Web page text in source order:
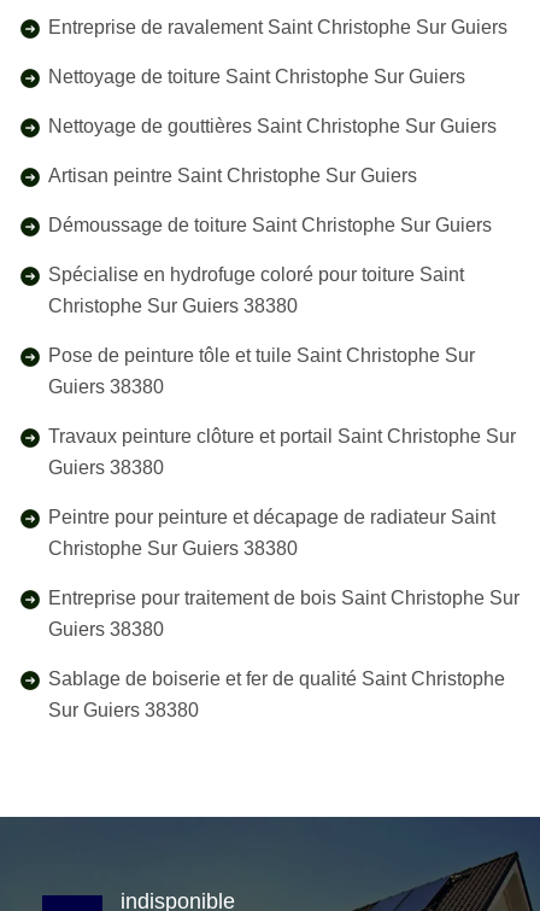
Entreprise de ravalement Saint Christophe Sur Guiers
Nettoyage de toiture Saint Christophe Sur Guiers
Nettoyage de gouttières Saint Christophe Sur Guiers
Artisan peintre Saint Christophe Sur Guiers
Démoussage de toiture Saint Christophe Sur Guiers
Spécialise en hydrofuge coloré pour toiture Saint
Christophe Sur Guiers 38380
Pose de peinture tôle et tuile Saint Christophe Sur
Guiers 38380
Travaux peinture clôture et portail Saint Christophe Sur
Guiers 38380
Peintre pour peinture et décapage de radiateur Saint
Christophe Sur Guiers 38380
Entreprise pour traitement de bois Saint Christophe Sur
Guiers 38380
Sablage de boiserie et fer de qualité Saint Christophe
Sur Guiers 38380
indisponible